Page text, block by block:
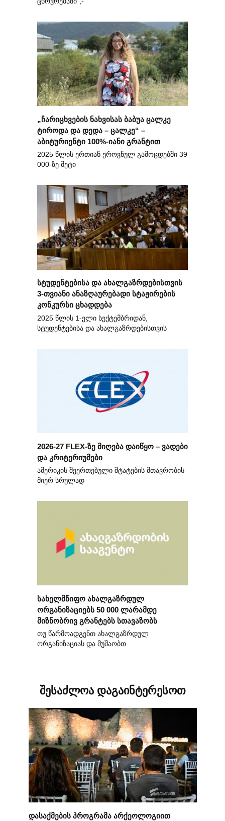
„ჩარიცხვების ნახვისას ბაბუა ცალკე
ტიროდა და დედა – ცალკე“ –
აბიტურიენტი 100%-იანი გრანტით
2025 წლის ერთიან ეროვნულ გამოცდებში 39
000-ზე მეტი
სტუდენტებისა და ახალგაზრდებისთვის
3-თვიანი ანაზღაურებადი სტაჟირების
კონკურსი ცხადდება
2025 წლის 1-ელი სექტემბრიდან,
სტუდენტებისა და ახალგაზრდებისთვის
2026-27 FLEX-ზე მიღება დაიწყო – ვადები
და კრიტერიუმები
ამერიკის შეერთებული შტატების მთავრობის
მიერ სრულად
სახელმწიფო ახალგაზრდულ
ორგანიზაციებს 50 000 ლარამდე
მიზნობრივ გრანტებს სთავაზობს
თუ წარმოადგენთ ახალგაზრდულ
ორგანიზაციას და მუშაობთ
შესაძლოა დაგაინტერესოთ
დასაქმების პროგრამა არქეოლოგიით